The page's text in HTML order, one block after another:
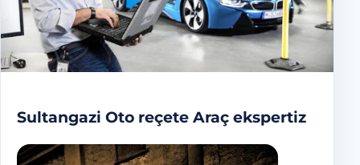
Sultangazi Oto reçete Araç ekspertiz